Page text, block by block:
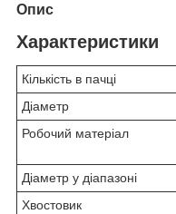
Опис
Характеристики
Кількість в пачці
Діаметр
Робочий матеріал
Діаметр у діапазоні
Хвостовик